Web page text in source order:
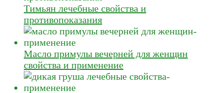
Тимьян лечебные свойства и
противопоказания
Масло примулы вечерней для женщин
свойства и применение